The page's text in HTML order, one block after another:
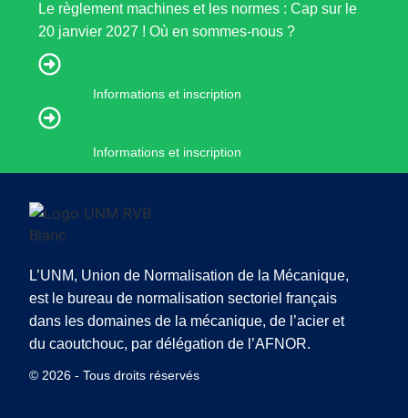
Le règlement machines et les normes : Cap sur le
20 janvier 2027 ! Où en sommes-nous ?
Informations et inscription
Informations et inscription
L’UNM, Union de Normalisation de la Mécanique,
est le bureau de normalisation sectoriel français
dans les domaines de la mécanique, de l’acier et
du caoutchouc, par délégation de l’AFNOR.
© 2026 - Tous droits réservés